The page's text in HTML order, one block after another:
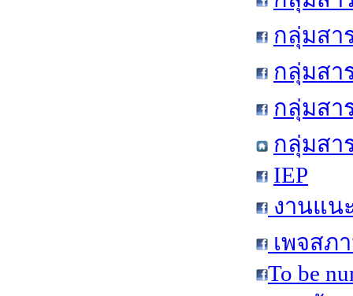
กลุ่มสา
กลุ่มสา
กลุ่มสา
กลุ่มสา
IEP
งานแน
เพจสภ
To be